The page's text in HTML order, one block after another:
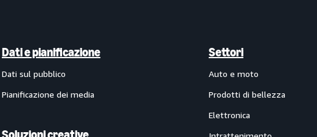
Dati e pianificazione
Dati sul pubblico
Pianificazione dei media
Settori
Auto e moto
Prodotti di bellezza
Elettronica